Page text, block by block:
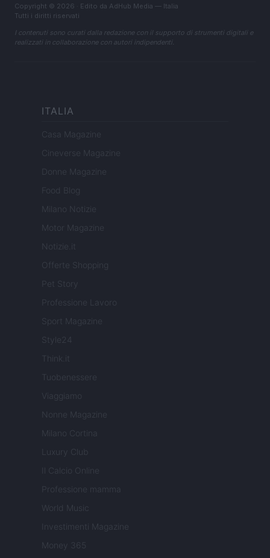
Copyright © 2026 · Edito da AdHub Media — Italia
Tutti i diritti riservati
I contenuti sono curati dalla redazione con il supporto di strumenti digitali e
realizzati in collaborazione con autori indipendenti.
ITALIA
Casa Magazine
Cineverse Magazine
Donne Magazine
Food Blog
Milano Notizie
Motor Magazine
Notizie.it
Offerte Shopping
Pet Story
Professione Lavoro
Sport Magazine
Style24
Think.it
Tuobenessere
Viaggiamo
Nonne Magazine
Milano Cortina
Luxury Club
Il Calcio Online
Professione mamma
World Music
Investimenti Magazine
Money 365